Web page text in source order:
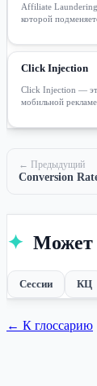
Affiliate
которой
Click Injection
Click Injection —
мобильной
← Предыдущий
Conversion
✦ Может
Сессии КЦ
← К глоссарию